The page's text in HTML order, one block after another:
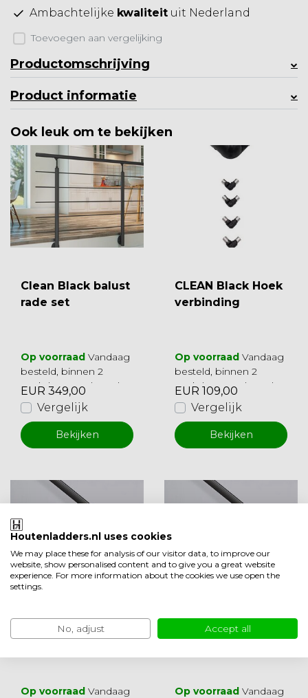
Ambachtelijke kwaliteit uit Nederland
Toevoegen aan vergelijking
Productomschrijving
Product informatie
Ook leuk om te bekijken
Clean Black balust
rade set
Op voorraad Vandaag
besteld, binnen 2
werkdagen geleverd
EUR 349,00
Vergelijk
Bekijken
CLEAN Black Hoek
verbinding
Op voorraad Vandaag
besteld, binnen 2
werkdagen geleverd
EUR 109,00
Vergelijk
Bekijken
Clean Black traple
uning (set)
Op voorraad Vandaag
Clean Black traple
uning
Op voorraad Vandaag
Houtenladders.nl uses cookies
We may place these for analysis of our visitor data, to improve our
website, show personalised content and to give you a great website
experience. For more information about the cookies we use open the
settings.
No, adjust Accept all